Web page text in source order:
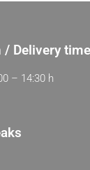
Delivery
– 14:30 h